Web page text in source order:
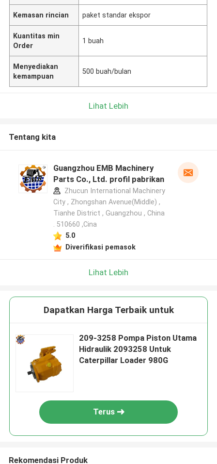
Kemasan rincian paket standar ekspor
Kuantitas min
Order
1 buah
Menyediakan
kemampuan
500 buah/bulan
Lihat Lebih
Tentang kita
Guangzhou EMB Machinery
Parts Co., Ltd. profil pabrikan
Zhucun International Machinery
City , Zhongshan Avenue(Middle) ,
Tianhe District , Guangzhou , China
. 510660 ,Cina
5.0
Diverifikasi pemasok
Lihat Lebih
Dapatkan Harga Terbaik untuk
209-3258 Pompa Piston Utama
Hidraulik 2093258 Untuk
Caterpillar Loader 980G
Terus
Rekomendasi Produk